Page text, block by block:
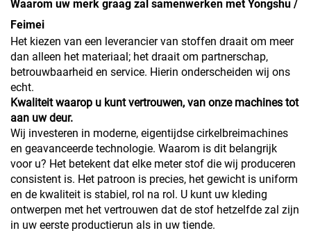
Waarom uw merk graag zal samenwerken met Yongshu /
Feimei
Het kiezen van een leverancier van stoffen draait om meer
dan alleen het materiaal; het draait om partnerschap,
betrouwbaarheid en service. Hierin onderscheiden wij ons
echt.
Kwaliteit waarop u kunt vertrouwen, van onze machines tot
aan uw deur.
Wij investeren in moderne, eigentijdse cirkelbreimachines
en geavanceerde technologie. Waarom is dit belangrijk
voor u? Het betekent dat elke meter stof die wij produceren
consistent is. Het patroon is precies, het gewicht is uniform
en de kwaliteit is stabiel, rol na rol. U kunt uw kleding
ontwerpen met het vertrouwen dat de stof hetzelfde zal zijn
in uw eerste productierun als in uw tiende.